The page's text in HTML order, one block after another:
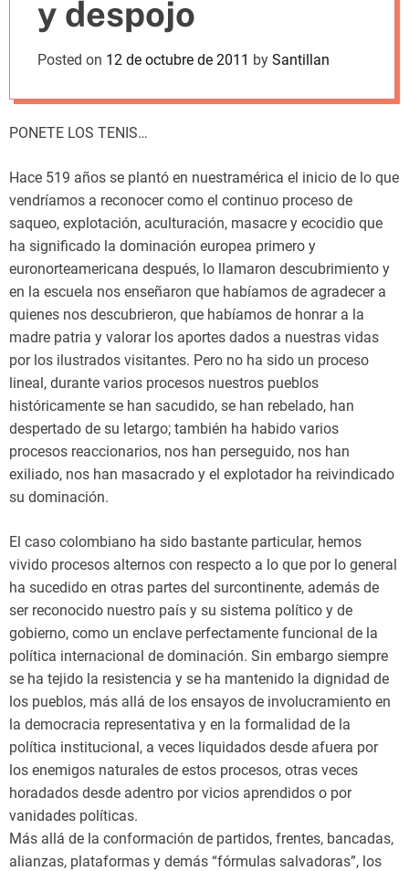
e
y despojo
Posted on 12 de octubre de 2011 by Santillan
PONETE LOS TENIS…
Hace 519 años se plantó en nuestramérica el inicio de lo que
vendríamos a reconocer como el continuo proceso de
saqueo, explotación, aculturación, masacre y ecocidio que
ha significado la dominación europea primero y
euronorteamericana después, lo llamaron descubrimiento y
en la escuela nos enseñaron que habíamos de agradecer a
quienes nos descubrieron, que habíamos de honrar a la
madre patria y valorar los aportes dados a nuestras vidas
por los ilustrados visitantes. Pero no ha sido un proceso
lineal, durante varios procesos nuestros pueblos
históricamente se han sacudido, se han rebelado, han
despertado de su letargo; también ha habido varios
procesos reaccionarios, nos han perseguido, nos han
exiliado, nos han masacrado y el explotador ha reivindicado
su dominación.
El caso colombiano ha sido bastante particular, hemos
vivido procesos alternos con respecto a lo que por lo general
ha sucedido en otras partes del surcontinente, además de
ser reconocido nuestro país y su sistema político y de
gobierno, como un enclave perfectamente funcional de la
política internacional de dominación. Sin embargo siempre
se ha tejido la resistencia y se ha mantenido la dignidad de
los pueblos, más allá de los ensayos de involucramiento en
la democracia representativa y en la formalidad de la
política institucional, a veces liquidados desde afuera por
los enemigos naturales de estos procesos, otras veces
horadados desde adentro por vicios aprendidos o por
vanidades políticas.
Más allá de la conformación de partidos, frentes, bancadas,
alianzas, plataformas y demás “fórmulas salvadoras”, los